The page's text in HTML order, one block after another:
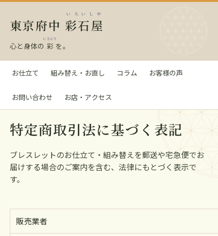
東京府中 彩石屋
いろいしや
心と身体の 彩
いろどり
を。
お仕立て 組み替え・お直し コラム お客様の声
お問い合わせ お店・アクセス
特定商取引法に基づく表記
ブレスレットのお仕立て・組み替えを郵送や宅急便でお
届けする場合のご案内を含む、法律にもとづく表示で
す。
販売業者